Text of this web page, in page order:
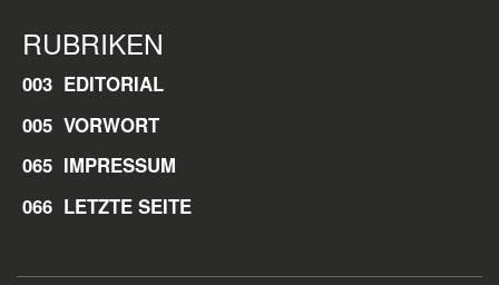
RUBRIKEN
003 EDITORIAL
005 VORWORT
065 IMPRESSUM
066 LETZTE SEITE